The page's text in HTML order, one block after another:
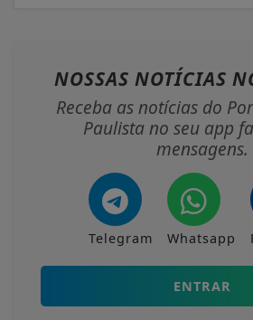
NOSSAS NOTÍCIAS
Receba as notícias do
Paulista no seu app
mensagens.
Telegram Whatsapp
ENTRAR